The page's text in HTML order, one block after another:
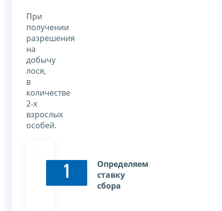
При
получении
разрешения
на
добычу
лося,
в
количестве
2-х
взрослых
особей.
1
Определяем
ставку
сбора